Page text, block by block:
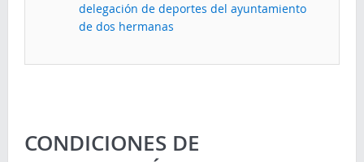
delegación de deportes del ayuntamiento
de dos hermanas
CONDICIONES DE